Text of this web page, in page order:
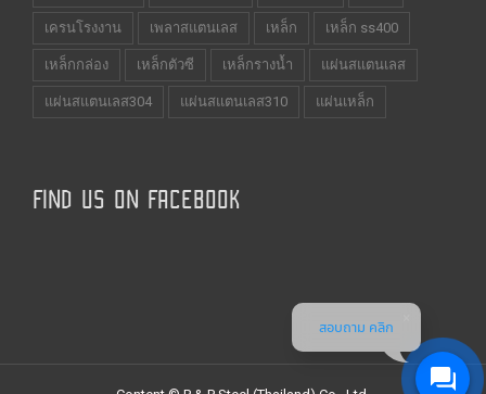
เครนโรงงาน เพลาสแตนเลส เหล็ก เหล็ก ss400
เหล็กกล่อง เหล็กตัวซี เหล็กรางน้ำ แผ่นสแตนเลส
แผ่นสแตนเลส304 แผ่นสแตนเลส310 แผ่นเหล็ก
FIND US ON FACEBOOK
สอบถาม คลิก